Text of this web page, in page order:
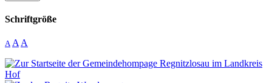
Schriftgröße
A A A